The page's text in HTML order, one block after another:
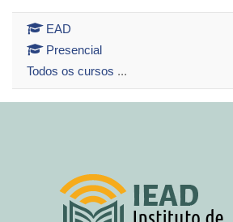
EAD
Presencial
Todos os cursos ...